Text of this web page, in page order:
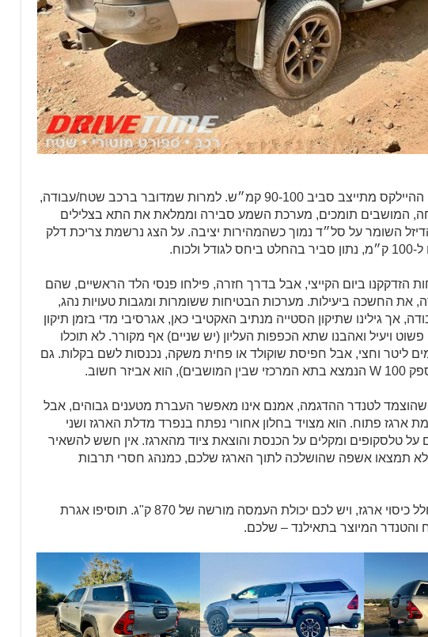
בדרך חזרה דרומה, ההיילקס מתייצב סביב 90-100 קמ״ש. למרות שמדובר ברכב שטח/עבודה,
המושבים תומכים, מערכת השמע סבירה וממלאת את התא בצלילים
השומר על סל״ד נמוך כשהמהירות יציבה. על הצג נרשמת צריכת דלק
הזדקקנו ביום הקייצי, אבל בדרך חזרה, פילחו פנסי הלד הראשיים, שהם
החשכה ביעילות. מערכות הבטיחות ששומרות ומגבות טעויות נהג,
אך גילינו שתיקון הסטייה מנתיב האקטיבי כאן, אגרסיבי מדי בזמן תיקון
ויעיל ואהבנו שתא הכפפות העליון (יש שניים) אף מקורר. לא תוכלו
ליטר וחצי, אבל חפיסת שוקולד או פחית משקה, נכנסות לשם בקלות. גם
שהוצמד לטנדר ההדגמה, אמנם אינו מאפשר העברת מטענים גבוהים, אבל
ארגז פתוח. הוא מצויד בחלון אחורי נפתח בנפרד מדלת הארגז ושני
על טלסקופים ומקלים על הכנסת והוצאת ציוד מהארגז. אין חשש להשאיר
ולא תמצאו אשפה שהושלכה לתוך הארגז שלכם, כמנהג חסרי תרבות
340,000 ש"ח לא כולל כיסוי ארגז, ויש לכם יכולת העמסה מורשה של 870 ק"ג. תוסיפו אגרת